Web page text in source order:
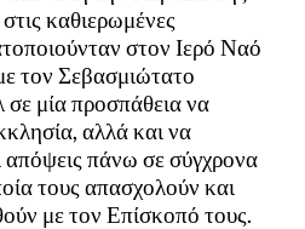
καθιερωμένες
στον Ιερό Ναό
τον Σεβασμιώτατο
μία προσπάθεια να
αλλά και να
πάνω σε σύγχρονα
τους απασχολούν και
με τον Επίσκοπό τους.